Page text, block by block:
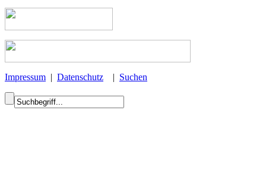
Impressum | Datenschutz | Suchen